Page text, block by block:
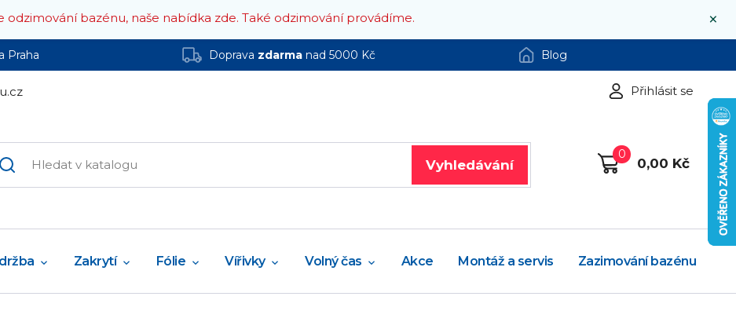
×
odzimování bazénu, naše nabídka zde. Také odzimování provádíme.
Praha Doprava zdarmanad 5000 Kč Blog
Přihlásit se
Vyhledávání
0
0,00 Kč
Zakrytí Fólie Vířivky Volný čas Akce Montáž a servis Zazimování bazénu